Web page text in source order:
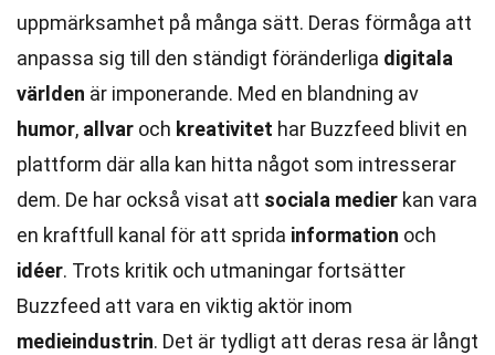
uppmärksamhet på många sätt. Deras förmåga att
anpassa sig till den ständigt föränderliga digitala
världen är imponerande. Med en blandning av
humor, allvar och kreativitet har Buzzfeed blivit en
plattform där alla kan hitta något som intresserar
dem. De har också visat att sociala medier kan vara
en kraftfull kanal för att sprida information och
idéer. Trots kritik och utmaningar fortsätter
Buzzfeed att vara en viktig aktör inom
medieindustrin. Det är tydligt att deras resa är långt